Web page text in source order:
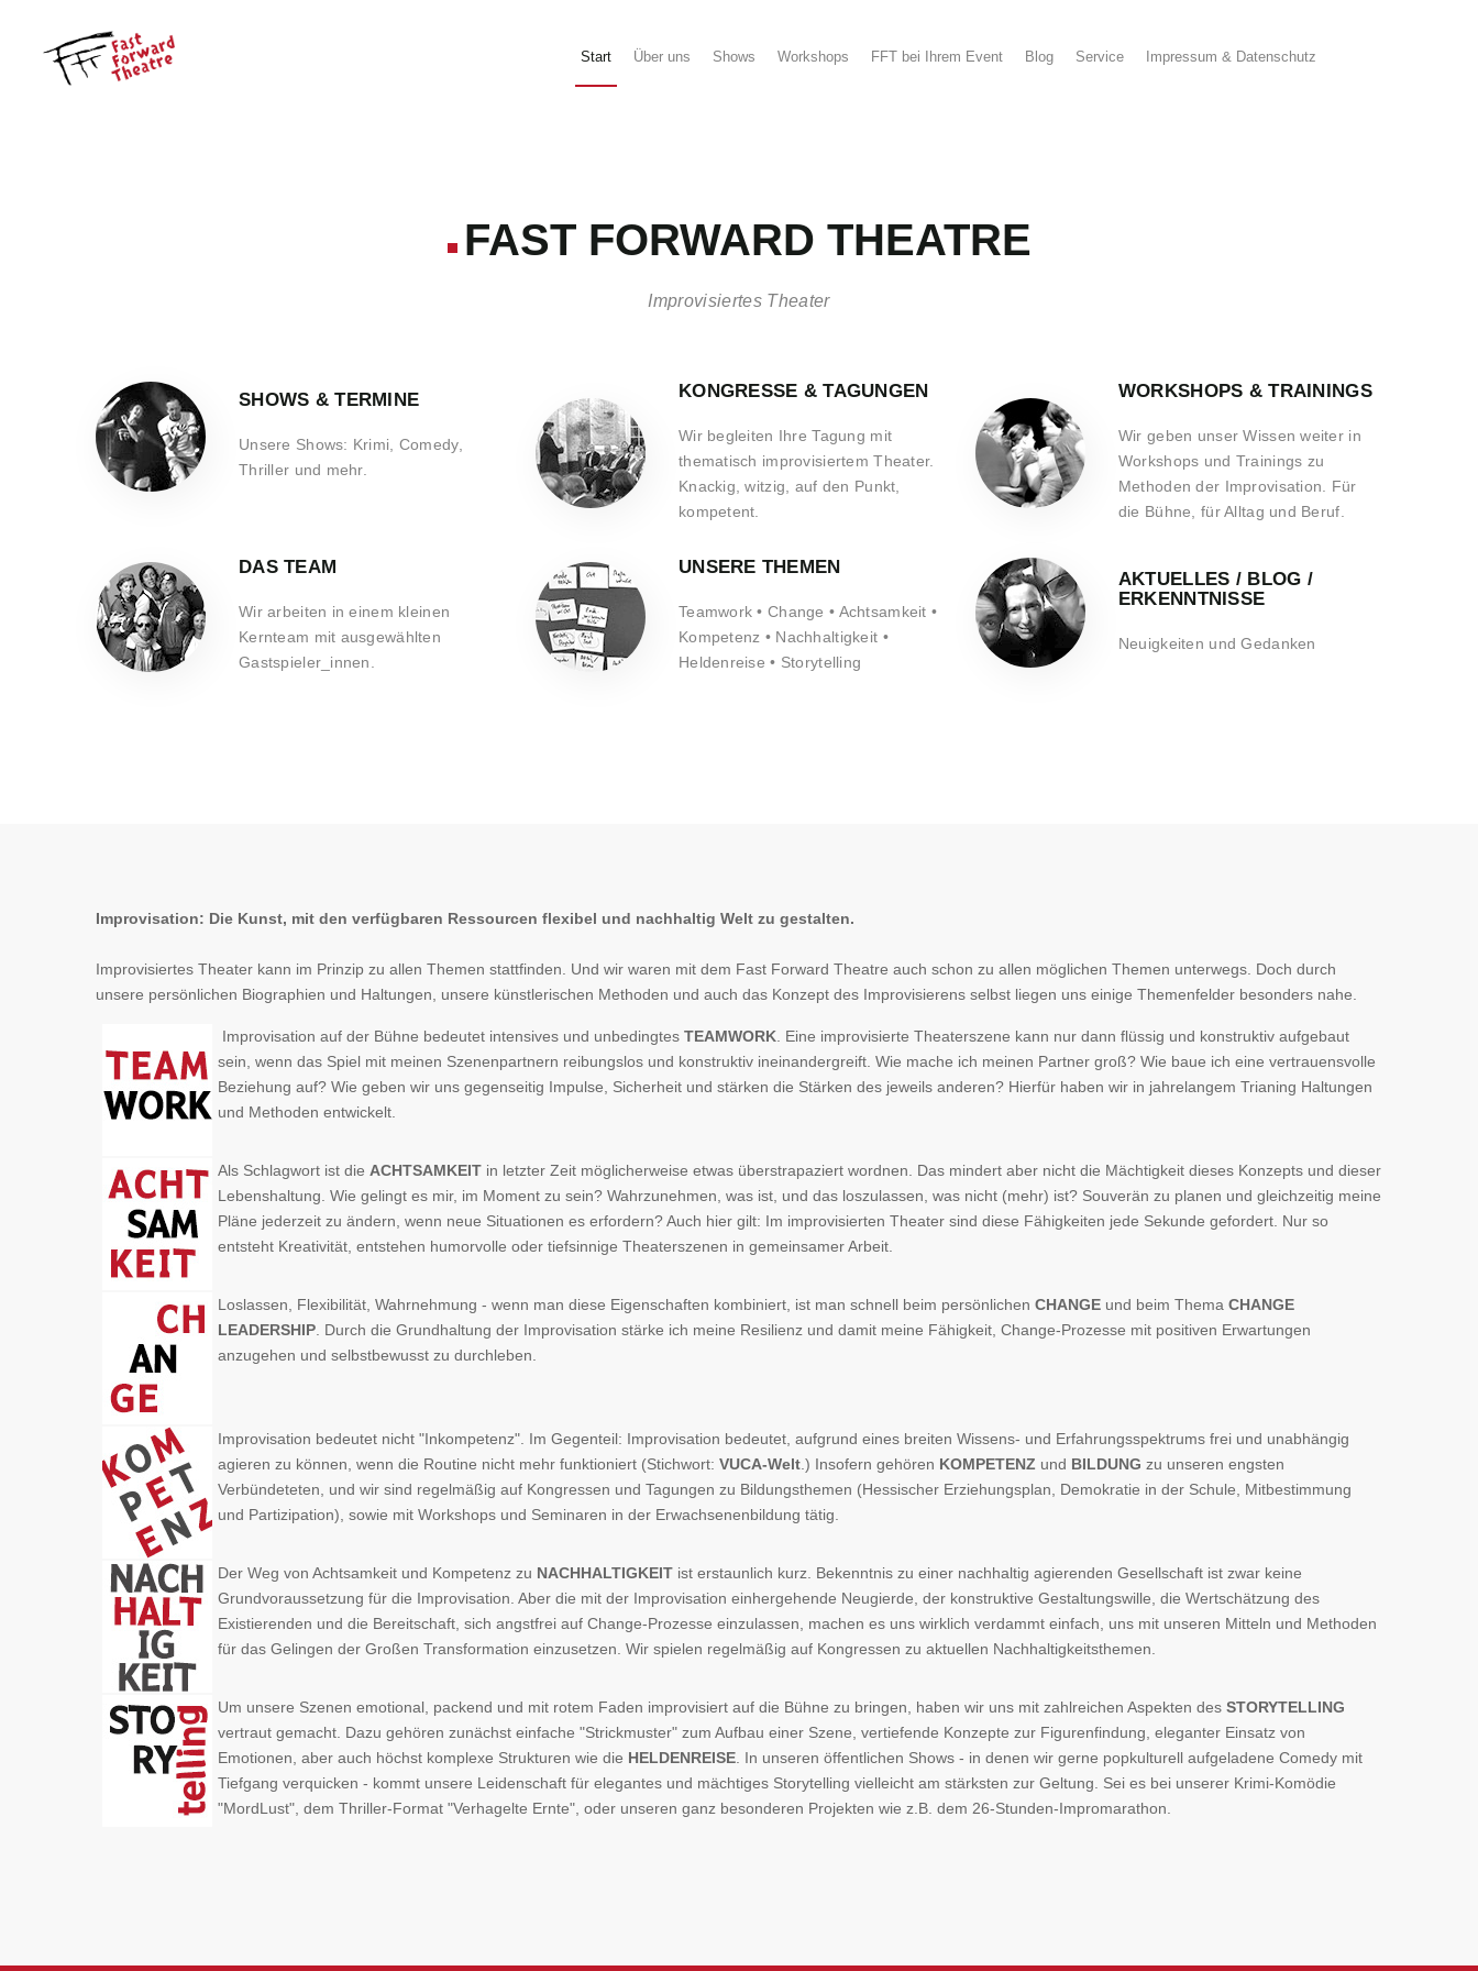
Start Über uns Shows Workshops FFT bei Ihrem Event Blog Service Impressum & Datenschutz
FASTFORWARD THEATRE
Improvisiertes Theater
SHOWS & TERMINE
Unsere Shows: Krimi, Comedy,
Thriller und mehr.
KONGRESSE & TAGUNGEN
Wir begleiten Ihre Tagung mit
thematisch improvisiertem Theater.
Knackig, witzig, auf den Punkt,
kompetent.
WORKSHOPS & TRAININGS
Wir geben unser Wissen weiter in
Workshops und Trainings zu
Methoden der Improvisation. Für
die Bühne, für Alltag und Beruf.
DAS TEAM
Wir arbeiten in einem kleinen
Kernteam mit ausgewählten
Gastspieler_innen.
UNSERE THEMEN
Teamwork • Change • Achtsamkeit •
Kompetenz • Nachhaltigkeit •
Heldenreise • Storytelling
AKTUELLES / BLOG /
ERKENNTNISSE
Neuigkeiten und Gedanken
Improvisation: Die Kunst, mit den verfügbaren Ressourcen flexibel und nachhaltig Welt zu gestalten.
Improvisiertes Theater kann im Prinzip zu allen Themen stattfinden. Und wir waren mit dem Fast Forward Theatre auch schon zu allen möglichen Themen unterwegs. Doch durch
unsere persönlichen Biographien und Haltungen, unsere künstlerischen Methoden und auch das Konzept des Improvisierens selbst liegen uns einige Themenfelder besonders nahe.
Improvisation auf der Bühne bedeutet intensives und unbedingtes TEAMWORK . Eine improvisierte Theaterszene kann nur dann flüssig und konstruktiv aufgebaut
sein, wenn das Spiel mit meinen Szenenpartnern reibungslos und konstruktiv ineinandergreift. Wie mache ich meinen Partner groß? Wie baue ich eine vertrauensvolle
Beziehung auf? Wie geben wir uns gegenseitig Impulse, Sicherheit und stärken die Stärken des jeweils anderen? Hierfür haben wir in jahrelangem Trianing Haltungen
und Methoden entwickelt.
Als Schlagwort ist die ACHTSAMKEIT in letzter Zeit möglicherweise etwas überstrapaziert wordnen. Das mindert aber nicht die Mächtigkeit dieses Konzepts und dieser
Lebenshaltung. Wie gelingt es mir, im Moment zu sein? Wahrzunehmen, was ist, und das loszulassen, was nicht (mehr) ist? Souverän zu planen und gleichzeitig meine
Pläne jederzeit zu ändern, wenn neue Situationen es erfordern? Auch hier gilt: Im improvisierten Theater sind diese Fähigkeiten jede Sekunde gefordert. Nur so
entsteht Kreativität, entstehen humorvolle oder tiefsinnige Theaterszenen in gemeinsamer Arbeit.
Loslassen, Flexibilität, Wahrnehmung - wenn man diese Eigenschaften kombiniert, ist man schnell beim persönlichen CHANGE und beim Thema CHANGE
LEADERSHIP . Durch die Grundhaltung der Improvisation stärke ich meine Resilienz und damit meine Fähigkeit, Change-Prozesse mit positiven Erwartungen
anzugehen und selbstbewusst zu durchleben.
Improvisation bedeutet nicht "Inkompetenz". Im Gegenteil: Improvisation bedeutet, aufgrund eines breiten Wissens- und Erfahrungsspektrums frei und unabhängig
agieren zu können, wenn die Routine nicht mehr funktioniert (Stichwort: VUCA-Welt .) Insofern gehören KOMPETENZ und BILDUNG zu unseren engsten
Verbündeteten, und wir sind regelmäßig auf Kongressen und Tagungen zu Bildungsthemen (Hessischer Erziehungsplan, Demokratie in der Schule, Mitbestimmung
und Partizipation), sowie mit Workshops und Seminaren in der Erwachsenenbildung tätig.
Der Weg von Achtsamkeit und Kompetenz zu NACHHALTIGKEIT ist erstaunlich kurz. Bekenntnis zu einer nachhaltig agierenden Gesellschaft ist zwar keine
Grundvoraussetzung für die Improvisation. Aber die mit der Improvisation einhergehende Neugierde, der konstruktive Gestaltungswille, die Wertschätzung des
Existierenden und die Bereitschaft, sich angstfrei auf Change-Prozesse einzulassen, machen es uns wirklich verdammt einfach, uns mit unseren Mitteln und Methoden
für das Gelingen der Großen Transformation einzusetzen. Wir spielen regelmäßig auf Kongressen zu aktuellen Nachhaltigkeitsthemen.
Um unsere Szenen emotional, packend und mit rotem Faden improvisiert auf die Bühne zu bringen, haben wir uns mit zahlreichen Aspekten des STORYTELLING
vertraut gemacht. Dazu gehören zunächst einfache "Strickmuster" zum Aufbau einer Szene, vertiefende Konzepte zur Figurenfindung, eleganter Einsatz von
Emotionen, aber auch höchst komplexe Strukturen wie die HELDENREISE . In unseren öffentlichen Shows - in denen wir gerne popkulturell aufgeladene Comedy mit
Tiefgang verquicken - kommt unsere Leidenschaft für elegantes und mächtiges Storytelling vielleicht am stärksten zur Geltung. Sei es bei unserer Krimi-Komödie
"MordLust", dem Thriller-Format "Verhagelte Ernte", oder unseren ganz besonderen Projekten wie z.B. dem 26-Stunden-Impromarathon.